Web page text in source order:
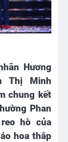
Hương
Thị Minh
chung kết
Phan
hò của
hoa thắp